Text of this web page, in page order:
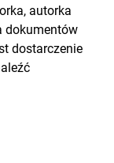
autorka
dokumentów
dostarczenie